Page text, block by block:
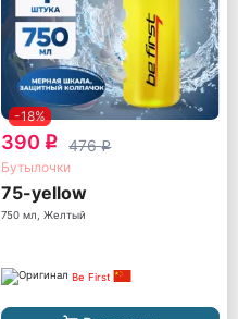
-18%
390 q 476q
Бутылочки
75-yellow
750 мл, Желтый
Be First